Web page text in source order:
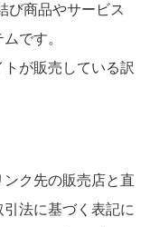
び商品やサービス
です。
が販売している訳
ク先の販売店と直
法に基づく表記に